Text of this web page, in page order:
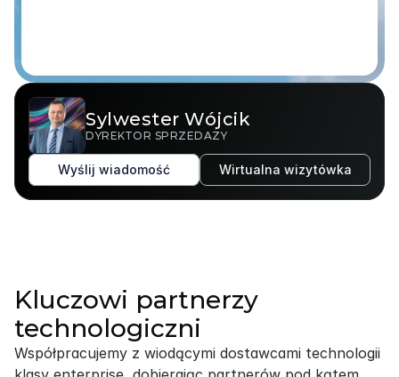
Sylwester Wójcik
DYREKTOR SPRZEDAŻY
Wyślij wiadomość Wirtualna wizytówka
Kluczowi partnerzy
technologiczni
Współpracujemy z wiodącymi dostawcami technologii